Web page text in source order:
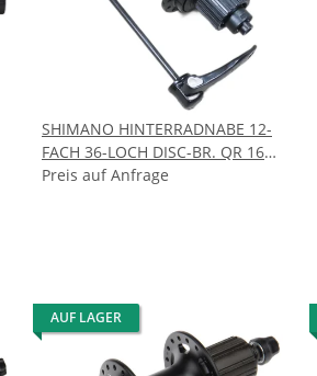
SHIMANO HINTERRADNABE 12-
FACH 36-LOCH DISC-BR. QR 166,
OLD: 135
Preis auf Anfrage
AUF LAGER